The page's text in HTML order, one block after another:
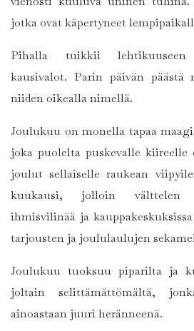
jotka ovat käpertyneet
Pihalla tuikkii
kausivalot. Parin päivän päästä
niiden oikealla nimellä.
Joulukuu on monella tapaa
joka puolelta puskevalle
joulut sellaiselle raukean
kuukausi, jolloin välttelen
ihmisvilinää ja
tarjousten ja joululaulujen
Joulukuu tuoksuu piparilta ja
joltain selittämättömältä,
ainoastaan juuri heränneenä.